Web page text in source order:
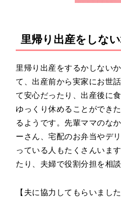
里帰り出産をしな
里帰り出産をするかしない
て、出産前から実家にお世
て安心だったり、出産後に
ゆっくり休めることができ
るようです。先輩ママのな
ーさん、宅配のお弁当やデ
っている人もたくさんいま
たり、夫婦で役割分担を相
【夫に協力してもらいました